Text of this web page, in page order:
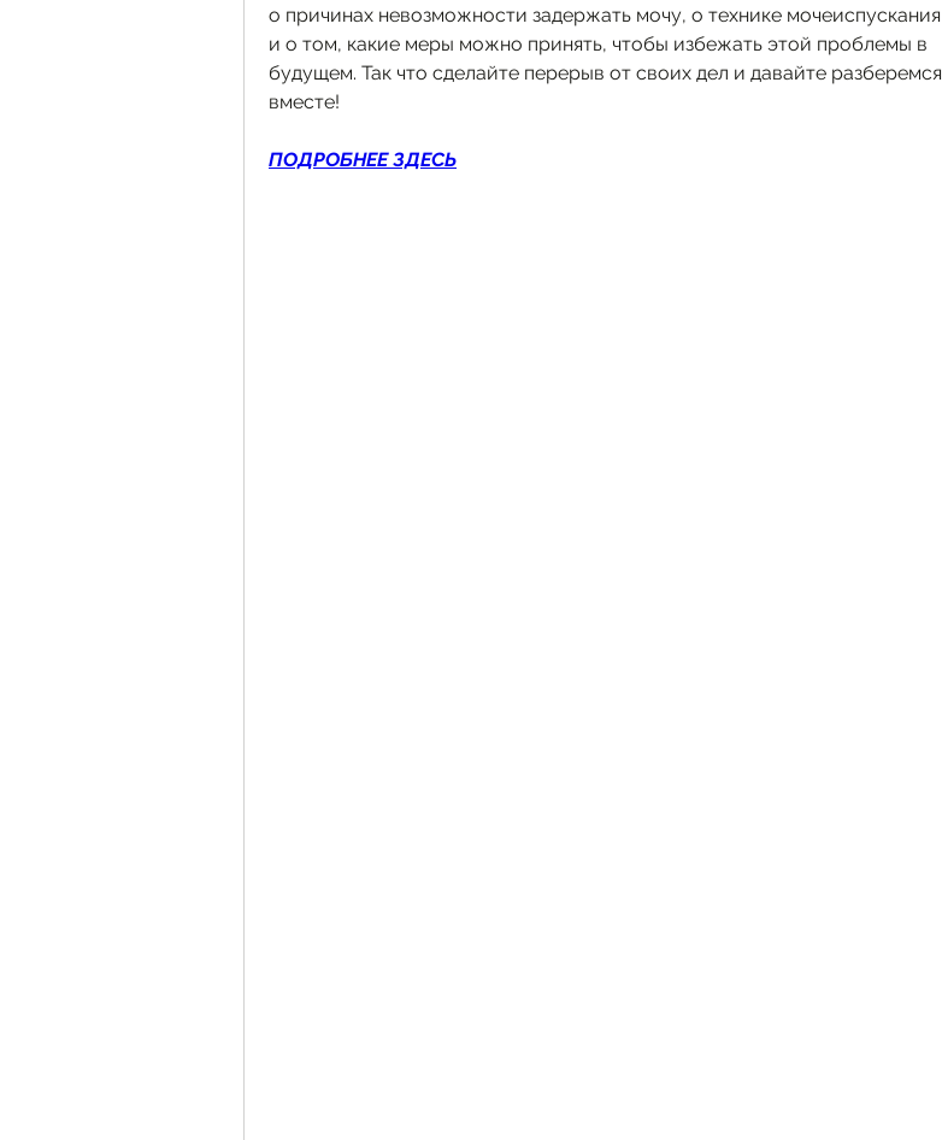
о причинах невозможности задержать мочу, о технике мочеиспускания
и о том, какие меры можно принять, чтобы избежать этой проблемы в
будущем. Так что сделайте перерыв от своих дел и давайте разберемся
вместе!
ПОДРОБНЕЕ ЗДЕСЬ